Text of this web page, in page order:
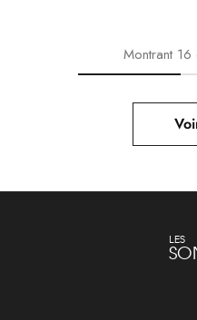
Montrant16
LES